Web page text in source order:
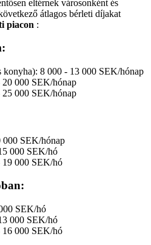
eltérnek városonként és
átlagos bérleti díjakat
piacon :
konyha): 8 000 - 13 000 SEK/hónap
20 000 SEK/hónap
25 000 SEK/hónap
000 SEK/hónap
000 SEK/hó
19 000 SEK/hó
SEK/hó
000 SEK/hó
16 000 SEK/hó